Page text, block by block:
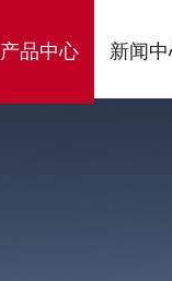
产品中心 新闻